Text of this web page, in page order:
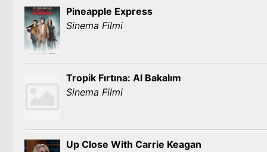
Pineapple Express
Sinema Filmi
Tropik Fırtına: Al Bakalım
Sinema Filmi
Up Close With Carrie Keagan